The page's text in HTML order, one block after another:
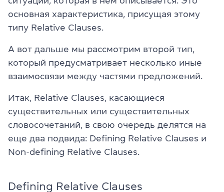
основная характеристика, присущая этому
типу Relative Clauses.
А вот дальше мы рассмотрим второй тип,
который предусматривает несколько иные
взаимосвязи между частями предложений.
Итак, Relative Clauses, касающиеся
существительных или существительных
словосочетаний, в свою очередь делятся на
еще два подвида: Defining Relative Clauses и
Non-defining Relative Clauses.
Defining Relative Clauses